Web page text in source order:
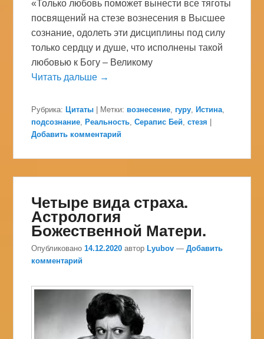
«Только любовь поможет вынести все тяготы
посвящений на стезе вознесения в Высшее
сознание, одолеть эти дисциплины под силу
только сердцу и душе, что исполнены такой
любовью к Богу – Великому
Читать дальше →
Рубрика: Цитаты Метки: вознесение, гуру, Истина,
подсознание, Реальность,Серапис Бей,стезя
Добавить комментарий
Четыре вида страха.
Астрология
Божественной Матери.
Опубликовано14.12.2020 автор Lyubov —Добавить
комментарий